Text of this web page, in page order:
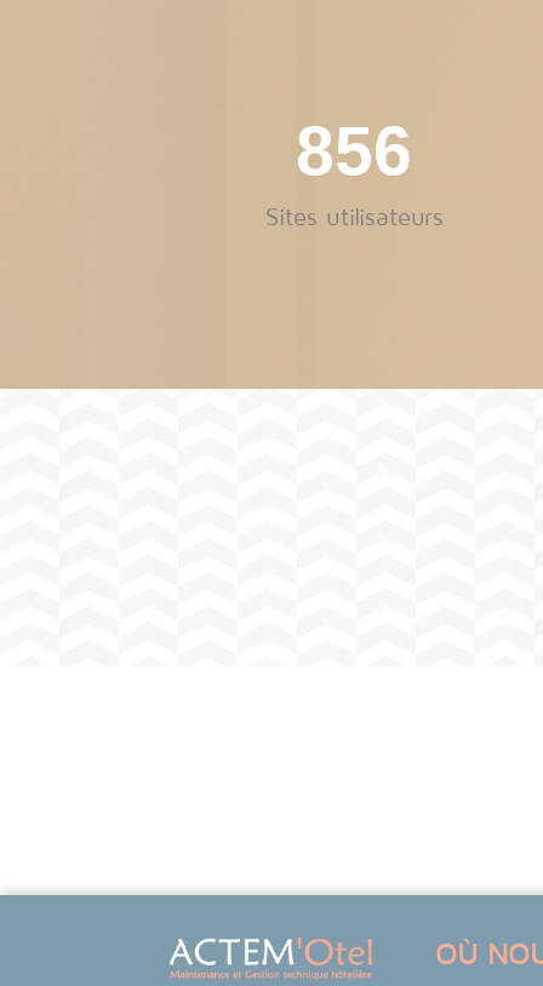
1 217
Sites utilisateurs
OÙ